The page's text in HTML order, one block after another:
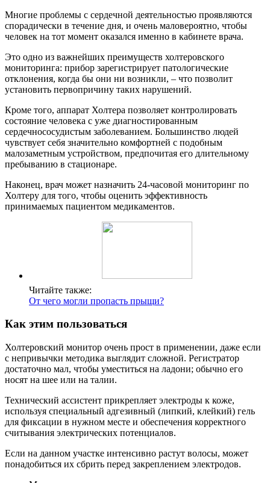
Многие проблемы с сердечной деятельностью проявляются
спорадически в течение дня, и очень маловероятно, чтобы
человек на тот момент оказался именно в кабинете врача.
Это одно из важнейших преимуществ холтеровского
мониторинга: прибор зарегистрирует патологические
отклонения, когда бы они ни возникли, – что позволит
установить первопричину таких нарушений.
Кроме того, аппарат Холтера позволяет контролировать
состояние человека с уже диагностированным
сердечнососудистым заболеванием. Большинство людей
чувствует себя значительно комфортней с подобным
малозаметным устройством, предпочитая его длительному
пребыванию в стационаре.
Наконец, врач может назначить 24-часовой мониторинг по
Холтеру для того, чтобы оценить эффективность
принимаемых пациентом медикаментов.
Читайте также:
От чего могли пропасть прыщи?
Как этим пользоваться
Холтеровский монитор очень прост в применении, даже если
с непривычки методика выглядит сложной. Регистратор
достаточно мал, чтобы уместиться на ладони; обычно его
носят на шее или на талии.
Технический ассистент прикрепляет электроды к коже,
используя специальный адгезивный (липкий, клейкий) гель
для фиксации в нужном месте и обеспечения корректного
считывания электрических потенциалов.
Если на данном участке интенсивно растут волосы, может
понадобиться их сбрить перед закреплением электродов.